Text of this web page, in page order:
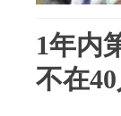
1年内
不在